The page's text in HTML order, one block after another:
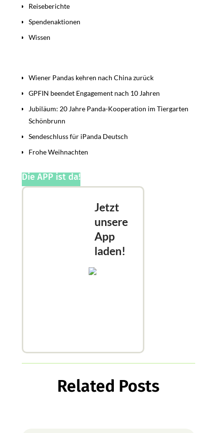
Reiseberichte
Spendenaktionen
Wissen
Wiener Pandas kehren nach China zurück
GPFIN beendet Engagement nach 10 Jahren
Jubiläum: 20 Jahre Panda-Kooperation im Tiergarten
Schönbrunn
Sendeschluss für iPanda Deutsch
Frohe Weihnachten
Die APP ist da!
Jetzt
unsere
App
laden!
Related Posts